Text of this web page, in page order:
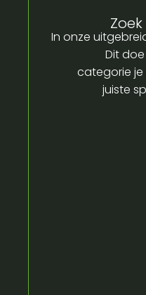
In onze
Dit
categorie je
juiste